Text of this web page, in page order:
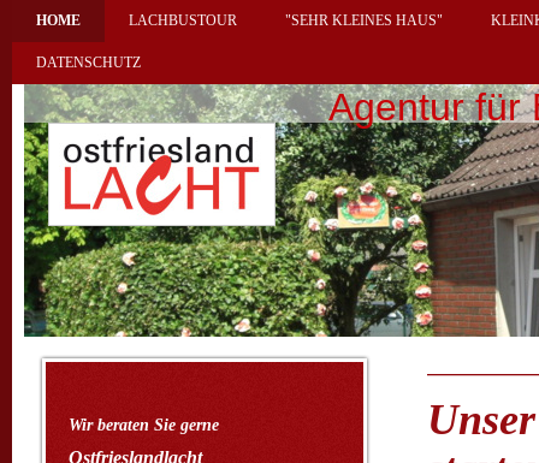
HOME LACHBUSTOUR "SEHR KLEINES HAUS"
DATENSCHUTZ
Agentur für
Wir beraten Sie gerne
Ostfrieslandlacht